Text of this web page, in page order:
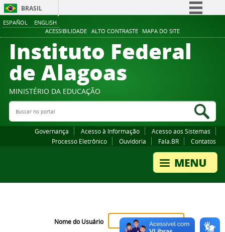
ESPAÑOL ENGLISH
ACESSIBILIDADE ALTO CONTRASTE MAPA DO SITE
BRASIL
Comunica BR
Participe
Canais
Instituto Federal
de Alagoas
MINISTÉRIO DA EDUCAÇÃO
Buscar no portal
Governança Acesso à Informação
Acesso aos Sistemas
Processo Eletrônico
Ouvidoria Fala.BR Contatos
Nome do Usuário